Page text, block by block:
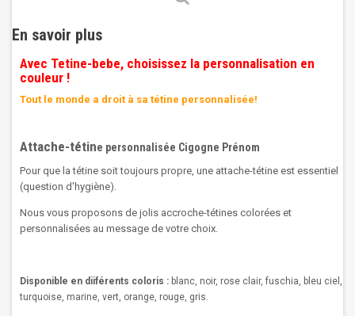
En savoir plus
Avec Tetine-bebe, choisissez la personnalisation en
couleur !
Tout le monde a droit à sa tétine personnalisée!
Attache-tétine personnalisée Cigogne Prénom
Pour que la tétine soit toujours propre, une attache-tétine est essentiel
(question d'hygiène).
Nous vous proposons de jolis accroche-tétines colorées et
personnalisées au message de votre choix.
Disponible en diiférents coloris : blanc, noir, rose clair, fuschia, bleu ciel,
turquoise, marine, vert, orange, rouge, gris.